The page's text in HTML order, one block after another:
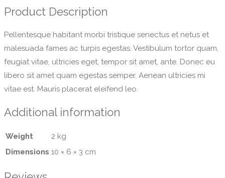
Product Description
Pellentesque habitant morbi tristique senectus et netus et
malesuada fames ac turpis egestas. Vestibulum tortor quam,
feugiat vitae, ultricies eget, tempor sit amet, ante. Donec eu
libero sit amet quam egestas semper. Aenean ultricies mi
vitae est. Mauris placerat eleifend leo.
Additional information
Weight
2 kg
Dimensions 10 × 6 × 3 cm